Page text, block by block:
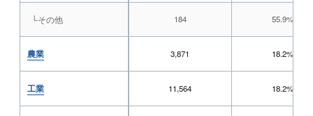
└その他 184 55.9%
農業 3,871 18.2%
工業 11,564 18.2%